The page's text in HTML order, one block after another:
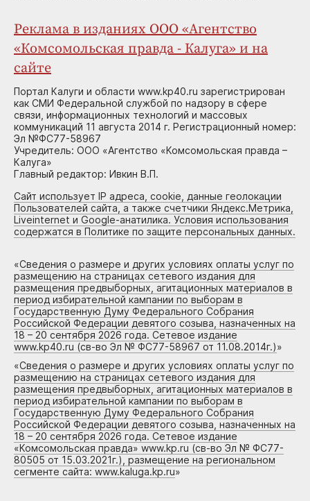
Реклама в изданиях ООО «Агентство
«Комсомольская правда - Калуга» и на
сайте
Портал Калуги и области www.kp40.ru зарегистрирован
как СМИ Федеральной службой по надзору в сфере
связи, информационных технологий и массовых
коммуникаций 11 августа 2014 г. Регистрационный номер:
Эл №ФС77-58967
Учредитель: ООО «Агентство «Комсомольская правда –
Калуга»
Главный редактор: Ивкин В.П.
Сайт использует IP адреса, cookie, данные геолокации
Пользователей сайта, а также счетчики Яндекс.Метрика,
Liveinternet и Google-анатилика. Условия использования
содержатся в Политике по защите персональных данных.
«Сведения о размере и других условиях оплаты услуг по
размещению на страницах сетевого издания для
размещения предвыборных, агитационных материалов в
период избирательной кампании по выборам в
Государственную Думу Федерального Собрания
Российской Федерации девятого созыва, назначенных на
18 – 20 сентября 2026 года. Сетевое издание
www.kp40.ru (св-во Эл № ФС77-58967 от 11.08.2014г.)»
«Сведения о размере и других условиях оплаты услуг по
размещению на страницах сетевого издания для
размещения предвыборных, агитационных материалов в
период избирательной кампании по выборам в
Государственную Думу Федерального Собрания
Российской Федерации девятого созыва, назначенных на
18 – 20 сентября 2026 года. Сетевое издание
«Комсомольская правда» www.kp.ru (св-во Эл № ФС77-
80505 от 15.03.2021г.), размещение на региональном
сегменте сайта: www.kaluga.kp.ru»